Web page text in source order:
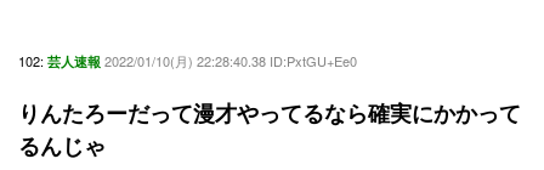
102: 芸人速報 2022/01/10(月) 22:28:40.38 ID:PxtGU+Ee0
りんたろーだって漫才やってるなら確実にかかって
るんじゃ